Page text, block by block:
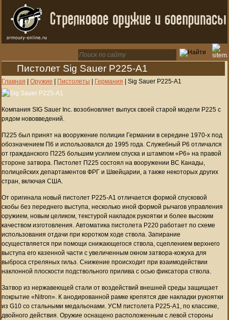
Пистолет Sig Sauer P225-A1
Главная | Оружие | Пистолеты | Германия | Sig Sauer P225-A1
Компания SIG Sauer Inc. возобновляет выпуск своей старой модели P225 с
рядом нововведений.
П225 был принят на вооружение полиции Германии в середине 1970-х под
обозначением П6 и использовался до 1995 года. Служебный P6 отличался
от гражданского П225 большим усилием спуска и штампом «P6» на правой
стороне затвора. Пистолет П225 состоял на вооружении ВС Канады,
полицейских департаментов ФРГ и Швейцарии, а также некоторых других
стран, включая США.
От оригинала новый пистолет P225-A1 отличается формой спусковой
скобы без переднего выступа, несколько иной формой рычагов управления
оружием, новым целиком, текстурой накладок рукоятки и более высоким
качеством изготовления. Автоматика пистолета P220 работает по схеме
использования отдачи при коротком ходе ствола. Запирание
осуществляется при помощи снижающегося ствола, сцеплением верхнего
выступа его казенной части с увеличенным окном затвора-кожуха для
выброса стреляных гильз. Снижение происходит при взаимодействии
наклонной плоскости подствольного прилива с осью фиксатора ствола.
Затвор из нержавеющей стали от воздействий внешней среды защищает
покрытие «Nitron». К анодированной рамке крепятся две накладки рукоятки
из G10 со стальными медальонами. УСМ пистолета P225-A1, по классике,
двойного действия. Оружие оснащено расположенным с левой стороны